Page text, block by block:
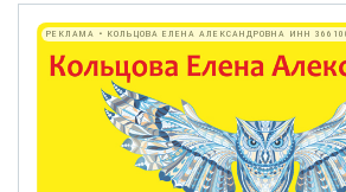
РЕКЛАМА • КОЛЬЦОВА ЕЛЕНА АЛЕКСАНДРОВНА ИНН